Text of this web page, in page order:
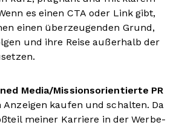
es einen CTA oder Link gibt,
einen überzeugenden Grund,
und ihre Reise außerhalb der
Media/Missionsorientierte PR
Anzeigen kaufen und schalten. Da
meiner Karriere in der Werbe-